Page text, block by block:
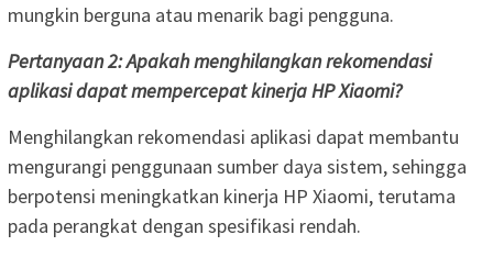
mungkin berguna atau menarik bagi pengguna.
Pertanyaan 2: Apakah menghilangkan rekomendasi
aplikasi dapat mempercepat kinerja HP Xiaomi?
Menghilangkan rekomendasi aplikasi dapat membantu
mengurangi penggunaan sumber daya sistem, sehingga
berpotensi meningkatkan kinerja HP Xiaomi, terutama
pada perangkat dengan spesifikasi rendah.